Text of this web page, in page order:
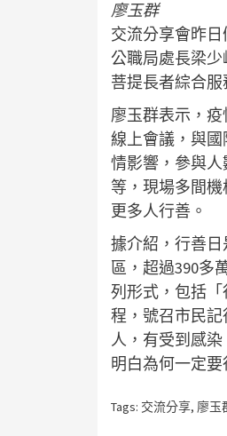
廖玉群
交流分享會昨
公職局處長梁
菩提長者綜合
廖玉群表示，
線上會議，與
情影響，參與
等，現場多間
更多人行善。
據介紹，行善
區，超過390多
列形式，包括
程，號召市民
人，有受到感
明白為何一定
Tags: 交流分享, 廖玉